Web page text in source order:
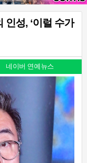
인성, ‘이럴 수가
네이버 연예뉴스